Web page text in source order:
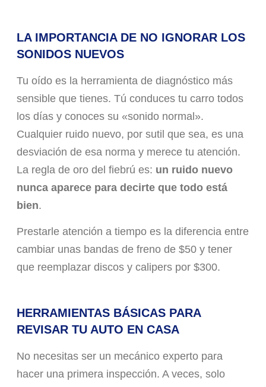
LA IMPORTANCIA DE NO IGNORAR LOS
SONIDOS NUEVOS
Tu oído es la herramienta de diagnóstico más
sensible que tienes. Tú conduces tu carro todos
los días y conoces su «sonido normal».
Cualquier ruido nuevo, por sutil que sea, es una
desviación de esa norma y merece tu atención.
La regla de oro del fiebrú es: un ruido nuevo
nunca aparece para decirte que todo está
bien.
Prestarle atención a tiempo es la diferencia entre
cambiar unas bandas de freno de $50 y tener
que reemplazar discos y calipers por $300.
HERRAMIENTAS BÁSICAS PARA
REVISAR TU AUTO EN CASA
No necesitas ser un mecánico experto para
hacer una primera inspección. A veces, solo